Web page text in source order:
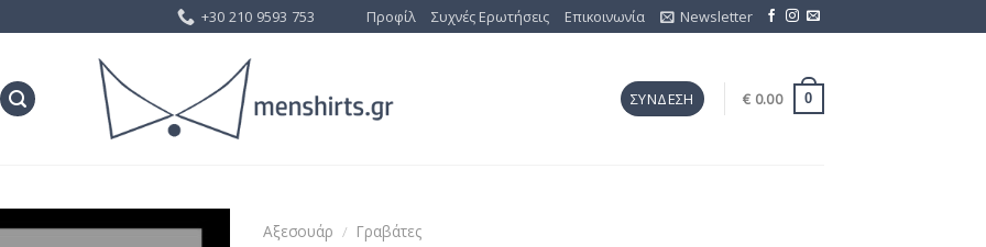
+30 210 9593 753 Προφίλ Συχνές Ερωτήσεις Επικοινωνία Newsletter
ΣΎΝΔΕΣΗ € 0.00 0
Αξεσουάρ / Γραβάτες